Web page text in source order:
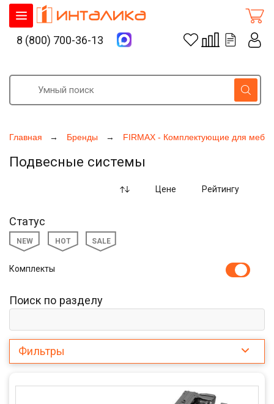
Главная Бренды FIRMAX - Комплектующие для
Подвесные системы
Цене Рейтингу
Статус
NEW HOT SALE
Комплекты
Поиск по разделу
Фильтры
8 (800) 700-36-13